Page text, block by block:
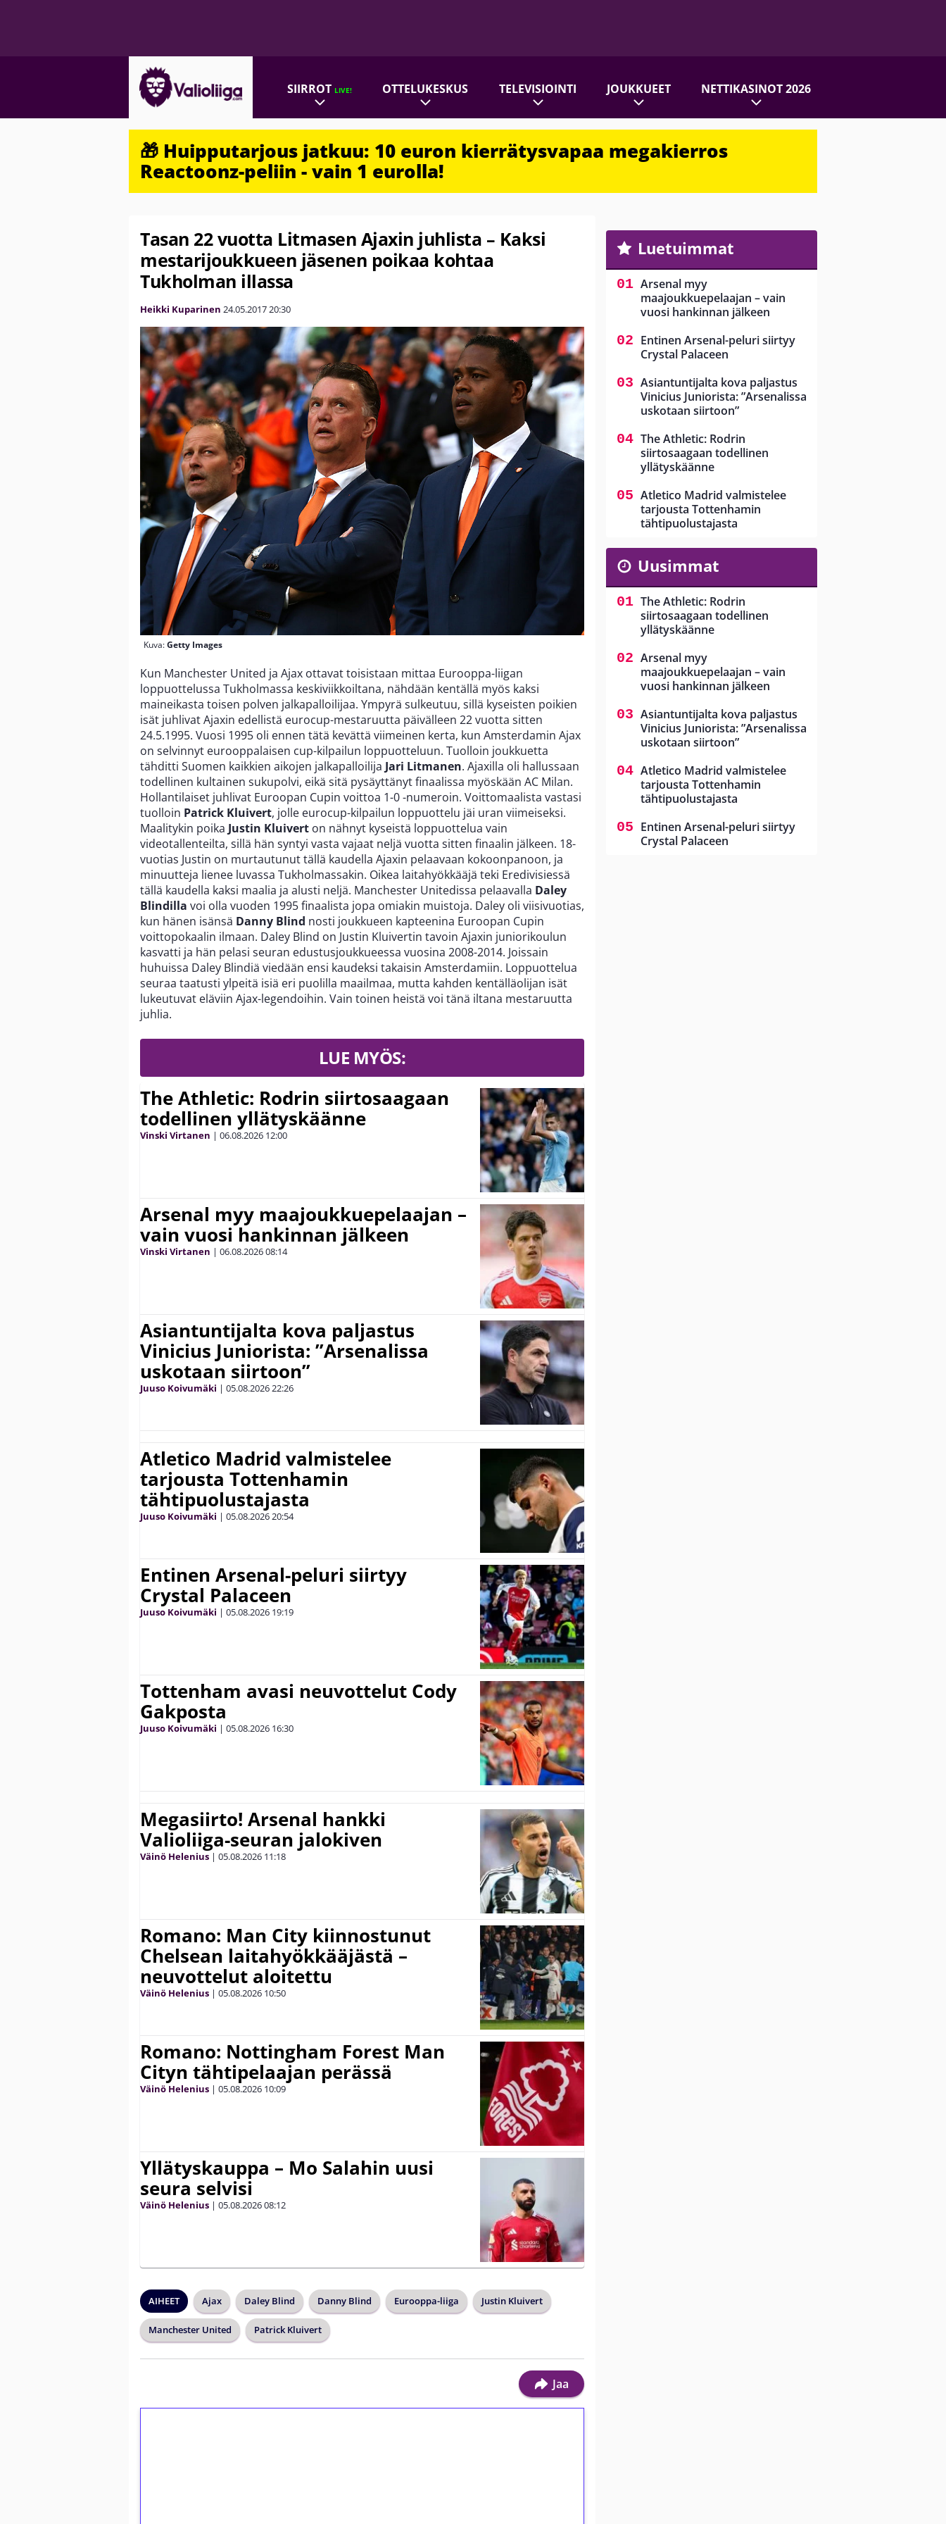
SIIRROTLIVE! OTTELUKESKUS TELEVISIOINTI JOUKKUEET NETTIKASINOT 2026
🎁 Huipputarjous jatkuu: 10 euron kierrätysvapaa megakierros
Reactoonz-peliin - vain 1 eurolla!
Tasan 22 vuotta Litmasen Ajaxin juhlista – Kaksi
mestarijoukkueen jäsenen poikaa kohtaa
Tukholman illassa
Heikki Kuparinen 24.05.201720:30
Kuva:Getty Images
Kun Manchester United ja Ajax ottavat toisistaan mittaa Eurooppa-liigan
loppuottelussa Tukholmassa keskiviikkoiltana, nähdään kentällä myös kaksi
maineikasta toisen polven jalkapalloilijaa. Ympyrä sulkeutuu, sillä kyseisten poikien
isät juhlivat Ajaxin edellistä eurocup-mestaruutta päivälleen 22 vuotta sitten
24.5.1995. Vuosi 1995 oli ennen tätä kevättä viimeinen kerta, kun Amsterdamin Ajax
on selvinnyt eurooppalaisen cup-kilpailun loppuotteluun. Tuolloin joukkuetta
tähditti Suomen kaikkien aikojen jalkapalloilija Jari Litmanen. Ajaxilla oli hallussaan
todellinen kultainen sukupolvi, eikä sitä pysäyttänyt finaalissa myöskään AC Milan.
Hollantilaiset juhlivat Euroopan Cupin voittoa 1-0 -numeroin. Voittomaalista vastasi
tuolloin Patrick Kluivert, jolle eurocup-kilpailun loppuottelu jäi uran viimeiseksi.
Maalitykin poika Justin Kluivert on nähnyt kyseistä loppuottelua vain
videotallenteilta, sillä hän syntyi vasta vajaat neljä vuotta sitten finaalin jälkeen. 18-
vuotias Justin on murtautunut tällä kaudella Ajaxin pelaavaan kokoonpanoon, ja
minuutteja lienee luvassa Tukholmassakin. Oikea laitahyökkääjä teki Eredivisiessä
tällä kaudella kaksi maalia ja alusti neljä. Manchester Unitedissa pelaavalla Daley
Blindilla voi olla vuoden 1995 finaalista jopa omiakin muistoja. Daley oli viisivuotias,
kun hänen isänsä Danny Blind nosti joukkueen kapteenina Euroopan Cupin
voittopokaalin ilmaan. Daley Blind on Justin Kluivertin tavoin Ajaxin juniorikoulun
kasvatti ja hän pelasi seuran edustusjoukkueessa vuosina 2008-2014. Joissain
huhuissa Daley Blindiä viedään ensi kaudeksi takaisin Amsterdamiin. Loppuottelua
seuraa taatusti ylpeitä isiä eri puolilla maailmaa, mutta kahden kentälläolijan isät
lukeutuvat eläviin Ajax-legendoihin. Vain toinen heistä voi tänä iltana mestaruutta
juhlia.
LUE MYÖS:
The Athletic: Rodrin siirtosaagaan
todellinen yllätyskäänne
Vinski Virtanen | 06.08.2026 12:00
Arsenal myy maajoukkuepelaajan –
vain vuosi hankinnan jälkeen
Vinski Virtanen | 06.08.202608:14
Asiantuntijalta kova paljastus
Vinicius Juniorista: ”Arsenalissa
uskotaan siirtoon”
Juuso Koivumäki | 05.08.2026 22:26
Atletico Madrid valmistelee
tarjousta Tottenhamin
tähtipuolustajasta
Juuso Koivumäki | 05.08.2026 20:54
Entinen Arsenal-peluri siirtyy
Crystal Palaceen
Juuso Koivumäki | 05.08.2026 19:19
Tottenham avasi neuvottelut Cody
Gakposta
Juuso Koivumäki | 05.08.2026 16:30
Megasiirto! Arsenal hankki
Valioliiga-seuran jalokiven
Väinö Helenius | 05.08.2026 11:18
Romano: Man City kiinnostunut
Chelsean laitahyökkääjästä –
neuvottelut aloitettu
Väinö Helenius | 05.08.2026 10:50
Romano: Nottingham Forest Man
Cityn tähtipelaajan perässä
Väinö Helenius | 05.08.2026 10:09
Yllätyskauppa – Mo Salahin uusi
seura selvisi
Väinö Helenius | 05.08.202608:12
AIHEET Ajax Daley Blind Danny Blind Eurooppa-liiga Justin Kluivert
Manchester United Patrick Kluivert
Jaa
Luetuimmat
Arsenal myy
maajoukkuepelaajan – vain
vuosi hankinnan jälkeen
Entinen Arsenal-peluri siirtyy
Crystal Palaceen
Asiantuntijalta kova paljastus
Vinicius Juniorista: ”Arsenalissa
uskotaan siirtoon”
The Athletic: Rodrin
siirtosaagaan todellinen
yllätyskäänne
Atletico Madrid valmistelee
tarjousta Tottenhamin
tähtipuolustajasta
Uusimmat
The Athletic: Rodrin
siirtosaagaan todellinen
yllätyskäänne
Arsenal myy
maajoukkuepelaajan – vain
vuosi hankinnan jälkeen
Asiantuntijalta kova paljastus
Vinicius Juniorista: ”Arsenalissa
uskotaan siirtoon”
Atletico Madrid valmistelee
tarjousta Tottenhamin
tähtipuolustajasta
Entinen Arsenal-peluri siirtyy
Crystal Palaceen